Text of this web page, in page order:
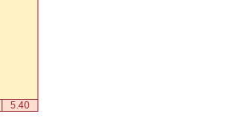
5.40